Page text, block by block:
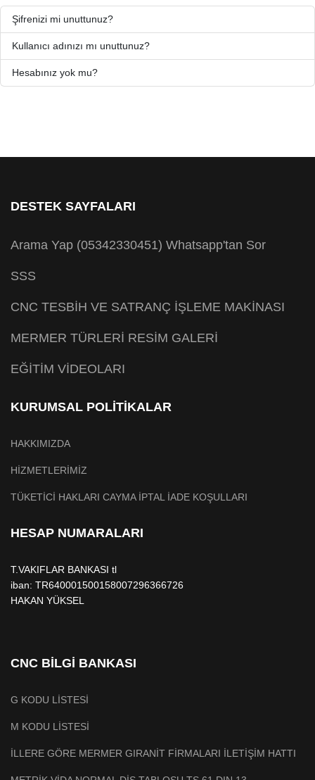
Şifrenizi mi unuttunuz?
Kullanıcı adınızı mı unuttunuz?
Hesabınız yok mu?
DESTEK SAYFALARI
Arama Yap (05342330451) Whatsapp'tan Sor
SSS
CNC TESBİH VE SATRANÇ İŞLEME MAKİNASI
MERMER TÜRLERİ RESİM GALERİ
EĞİTİM VİDEOLARI
KURUMSAL POLİTİKALAR
HAKKIMIZDA
HİZMETLERİMİZ
TÜKETİCİ HAKLARI CAYMA İPTAL İADE KOŞULLARI
HESAP NUMARALARI
T.VAKIFLAR BANKASI tl
iban: TR640001500158007296366726
HAKAN YÜKSEL
CNC BİLGİ BANKASI
G KODU LİSTESİ
M KODU LİSTESİ
İLLERE GÖRE MERMER GIRANİT FİRMALARI İLETİŞİM HATTI